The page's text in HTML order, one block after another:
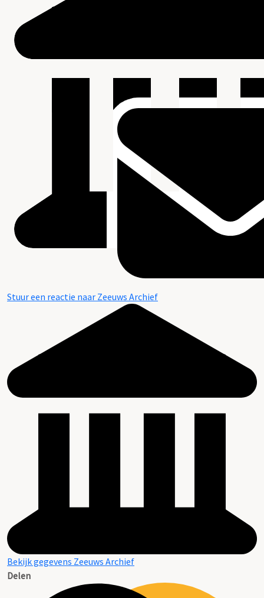
Stuur een reactie naar Zeeuws Archief
Bekijk gegevens Zeeuws Archief
Delen